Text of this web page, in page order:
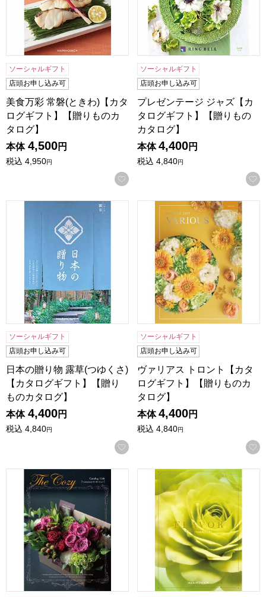
ソーシャルギフト
店頭お申し込み可
美食万彩 常磐(ときわ)【カタ
ログギフト】【贈りものカ
タログ】
本体 4,500円
税込 4,950円
お気に入りに登録する
ソーシャルギフト
店頭お申し込み可
プレゼンテージ ジャズ【カ
タログギフト】【贈りもの
カタログ】
本体 4,400円
税込 4,840円
日本の贈り物 露草(つゆくさ)【カタログギフト】【贈りもの
ソーシャルギフト
店頭お申し込み可
日本の贈り物 露草(つゆくさ)
【カタログギフト】【贈り
ものカタログ】
本体 4,400円
税込 4,840円
お気に入りに登録する
ヴァリアス トロント【カタ
ソーシャルギフト
店頭お申し込み可
ヴァリアス トロント【カタ
ログギフト】【贈りものカ
タログ】
本体 4,400円
税込 4,840円
ザ･コージー カーネーション【カタログギフト】【贈りもの
フレーバー ティーツリー【